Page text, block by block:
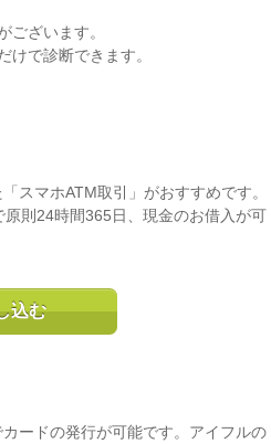
ございます。
で診断できます。
スマホATM取引」がおすすめです。
則24時間365日、現金のお借入が可
込む
ードの発行が可能です。アイフルの